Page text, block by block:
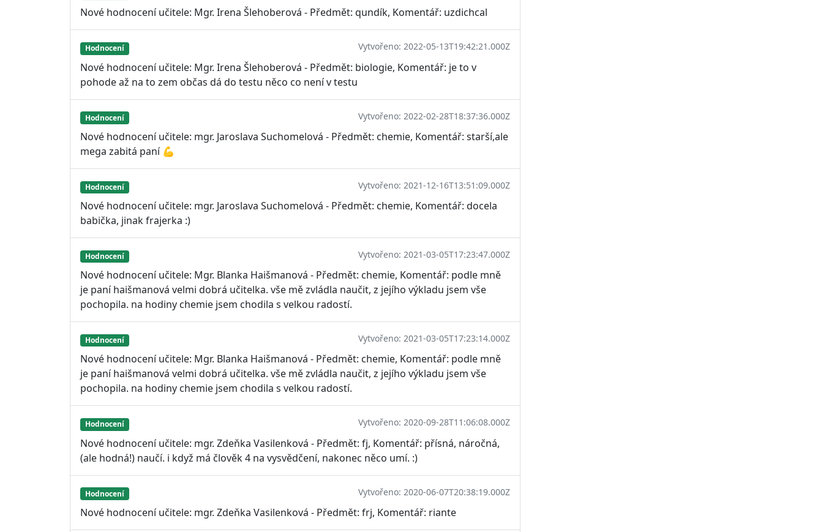
Nové hodnocení učitele: Mgr. Irena Šlehoberová - Předmět: qundík, Komentář: uzdichcal
Hodnocení Vytvořeno: 2022-05-13T19:42:21.000Z
Nové hodnocení učitele: Mgr. Irena Šlehoberová - Předmět: biologie, Komentář: je to v
pohode až na to zem občas dá do testu něco co není v testu
Hodnocení Vytvořeno: 2022-02-28T18:37:36.000Z
Nové hodnocení učitele: mgr. Jaroslava Suchomelová - Předmět: chemie, Komentář: starší,ale
mega zabitá paní 💪
Hodnocení Vytvořeno: 2021-12-16T13:51:09.000Z
Nové hodnocení učitele: mgr. Jaroslava Suchomelová - Předmět: chemie, Komentář: docela
babička, jinak frajerka :)
Hodnocení Vytvořeno: 2021-03-05T17:23:47.000Z
Nové hodnocení učitele: Mgr. Blanka Haišmanová - Předmět: chemie, Komentář: podle mně
je paní haišmanová velmi dobrá učitelka. vše mě zvládla naučit, z jejího výkladu jsem vše
pochopila. na hodiny chemie jsem chodila s velkou radostí.
Hodnocení Vytvořeno: 2021-03-05T17:23:14.000Z
Nové hodnocení učitele: Mgr. Blanka Haišmanová - Předmět: chemie, Komentář: podle mně
je paní haišmanová velmi dobrá učitelka. vše mě zvládla naučit, z jejího výkladu jsem vše
pochopila. na hodiny chemie jsem chodila s velkou radostí.
Hodnocení Vytvořeno: 2020-09-28T11:06:08.000Z
Nové hodnocení učitele: mgr. Zdeňka Vasilenková - Předmět: fj, Komentář: přísná, náročná,
(ale hodná!) naučí. i když má člověk 4 na vysvědčení, nakonec něco umí. :)
Hodnocení Vytvořeno: 2020-06-07T20:38:19.000Z
Nové hodnocení učitele: mgr. Zdeňka Vasilenková - Předmět: frj, Komentář: riante